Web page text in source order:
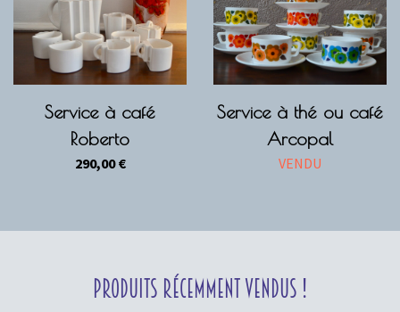
Service à café
Roberto
290,00€
Service à thé ou café
Arcopal
VENDU
Produits récemment vendus !